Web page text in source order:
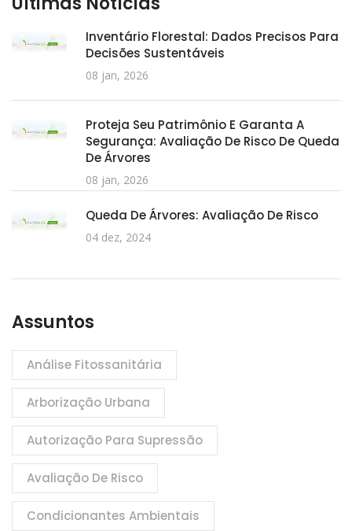
Inventário Florestal: Dados Precisos Para
Decisões Sustentáveis
08 jan, 2026
Proteja Seu Patrimônio E Garanta A
Segurança: Avaliação De Risco De Queda
De Árvores
08 jan, 2026
Queda De Árvores: Avaliação De Risco
04 dez, 2024
Assuntos
Análise Fitossanitária
Arborização Urbana
Autorização Para Supressão
Avaliação De Risco
Condicionantes Ambientais